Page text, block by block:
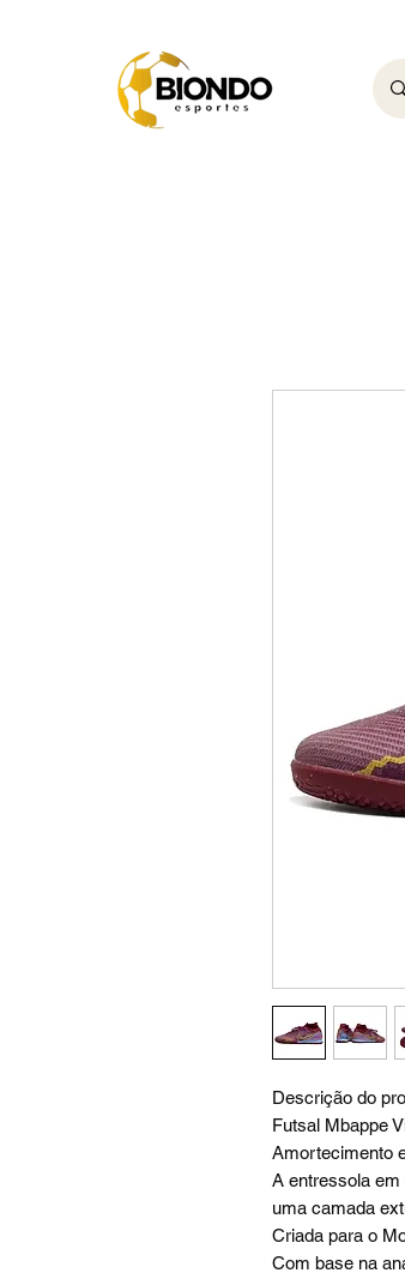
Descrição do
Futsal Mbappe
Amortecimento
A entressola
uma camada
Criada para o
Com base na